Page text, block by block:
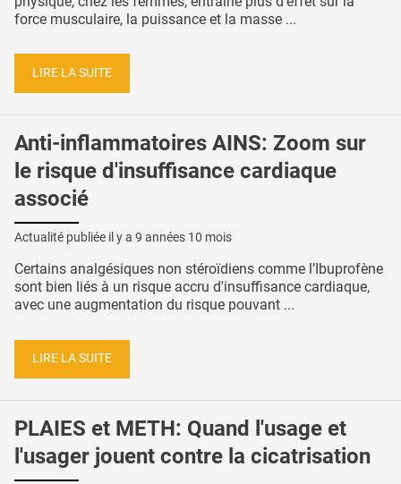
force musculaire, la puissance et la masse ...
LIRE LA SUITE
Anti-inflammatoires AINS: Zoom sur
le risque d'insuffisance cardiaque
associé
Actualité publiée il y a 9 années 10 mois
Certains analgésiques non stéroïdiens comme l’Ibuprofène
sont bien liés à un risque accru d'insuffisance cardiaque,
avec une augmentation du risque pouvant ...
LIRE LA SUITE
PLAIES et METH: Quand l'usage et
l'usager jouent contre la cicatrisation